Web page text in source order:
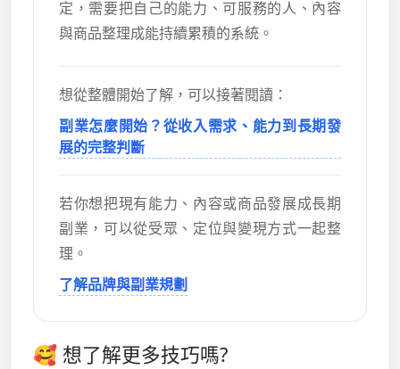
定，需要把自己的能力、可服務的人、內容
與商品整理成能持續累積的系統。
想從整體開始了解，可以接著閱讀：
副業怎麼開始？從收入需求、能力到長期發
展的完整判斷
若你想把現有能力、內容或商品發展成長期
副業，可以從受眾、定位與變現方式一起整
理。
了解品牌與副業規劃
🥰 想了解更多技巧嗎?